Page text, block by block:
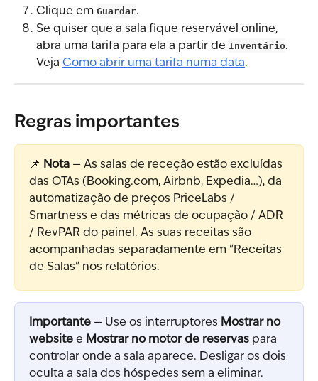
Clique em Guardar.
Se quiser que a sala fique reservável online,
abra uma tarifa para ela a partir de Inventário.
Veja Como abrir uma tarifa numa data.
Regras importantes
📌 Nota — As salas de receção estão excluídas
das OTAs (Booking.com, Airbnb, Expedia…), da
automatização de preços PriceLabs /
Smartness e das métricas de ocupação / ADR
/ RevPAR do painel. As suas receitas são
acompanhadas separadamente em "Receitas
de Salas" nos relatórios.
Importante — Use os interruptores Mostrar no
website e Mostrar no motor de reservas para
controlar onde a sala aparece. Desligar os dois
oculta a sala dos hóspedes sem a eliminar.